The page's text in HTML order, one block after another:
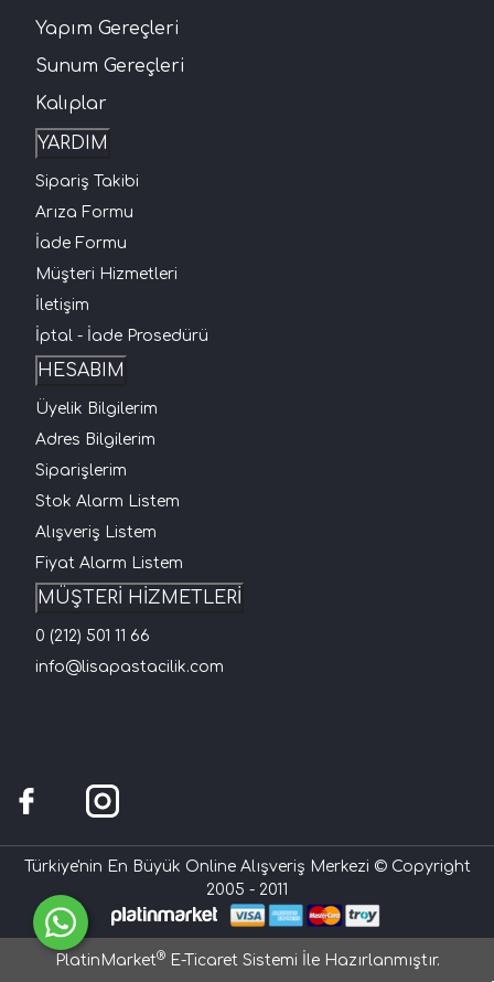
Yapım Gereçleri
Sunum Gereçleri
Kalıplar
YARDIM
Sipariş Takibi
Arıza Formu
İade Formu
Müşteri Hizmetleri
İletişim
İptal - İade Prosedürü
HESABIM
Üyelik Bilgilerim
Adres Bilgilerim
Siparişlerim
Stok Alarm Listem
Alışveriş Listem
Fiyat Alarm Listem
MÜŞTERİ HİZMETLERİ
0 (212) 501 11 66
info@lisapastacilik.com
Türkiye'nin En Büyük Online Alışveriş Merkezi © Copyright
2005 - 2011
PlatinMarket®E-Ticaret Sistemi İle Hazırlanmıştır.